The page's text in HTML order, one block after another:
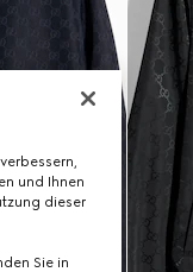
und Ihnen
dieser
Sie in